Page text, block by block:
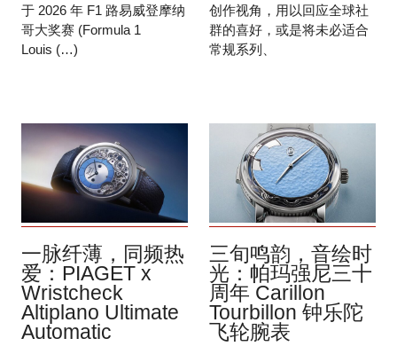
于 2026 年 F1 路易威登摩纳
哥大奖赛 (Formula 1
Louis (…)
创作视角，用以回应全球社
群的喜好，或是将未必适合
常规系列、
一脉纤薄，同频热
爱：PIAGET x
Wristcheck
Altiplano Ultimate
Automatic
三旬鸣韵，音绘时
光：帕玛强尼三十
周年 Carillon
Tourbillon 钟乐陀
飞轮腕表